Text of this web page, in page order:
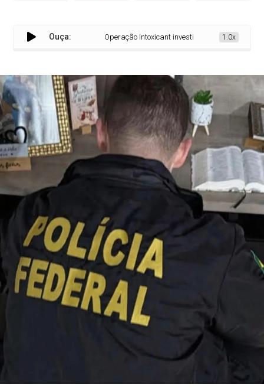
Ouça: Operação Intoxicant investiga grupo criminoso em
1.0x